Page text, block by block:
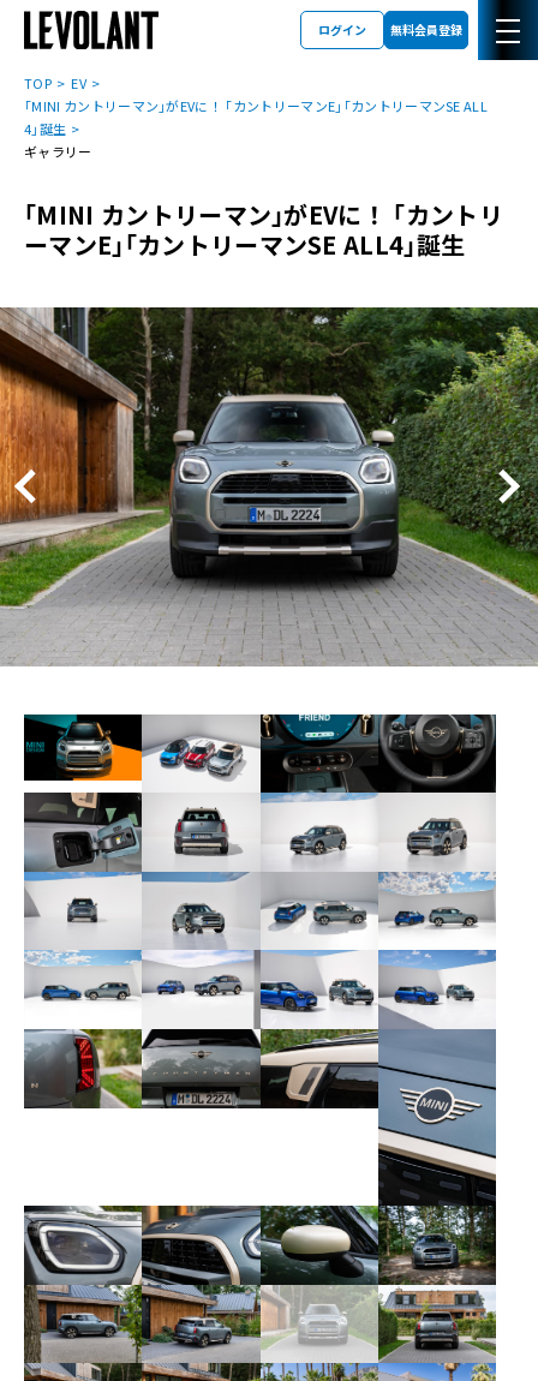
ログイン 無料会員登録
TOP
EV
｢MINI カントリーマン｣がEVに！ ｢カントリーマンE｣｢カントリーマンSE ALL
4｣誕生
ギャラリー
｢MINI カントリーマン｣がEVに！ ｢カントリ
ーマンE｣｢カントリーマンSE ALL4｣誕生